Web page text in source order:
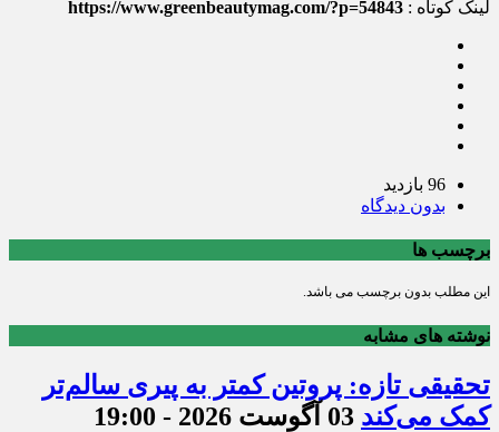
لینک کوتاه : https://www.greenbeautymag.com/?p=54843
96 بازدید
بدون دیدگاه
برچسب ها
این مطلب بدون برچسب می باشد.
نوشته های مشابه
تحقیقی تازه: پروتین کمتر به پیری سالم‌تر
کمک می‌کند 03 آگوست 2026 - 19:00